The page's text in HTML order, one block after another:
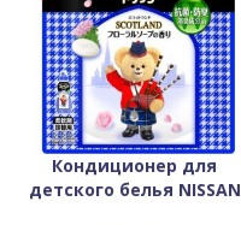
Кондиционер для
детского белья NISSAN